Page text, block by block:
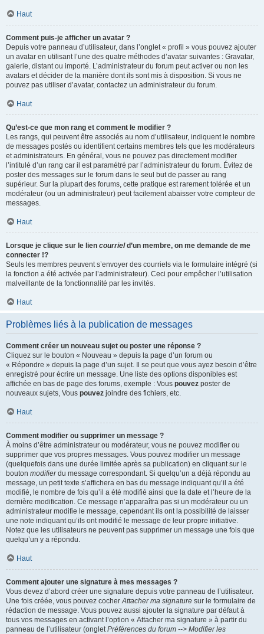
Haut
Comment puis-je afficher un avatar ?
Depuis votre panneau d’utilisateur, dans l’onglet « profil » vous pouvez ajouter
un avatar en utilisant l’une des quatre méthodes d’avatar suivantes : Gravatar,
galerie, distant ou importé. L’administrateur du forum peut activer ou non les
avatars et décider de la manière dont ils sont mis à disposition. Si vous ne
pouvez pas utiliser d’avatar, contactez un administrateur du forum.
Haut
Qu’est-ce que mon rang et comment le modifier ?
Les rangs, qui peuvent être associés au nom d’utilisateur, indiquent le nombre
de messages postés ou identifient certains membres tels que les modérateurs
et administrateurs. En général, vous ne pouvez pas directement modifier
l’intitulé d’un rang car il est paramétré par l’administrateur du forum. Évitez de
poster des messages sur le forum dans le seul but de passer au rang
supérieur. Sur la plupart des forums, cette pratique est rarement tolérée et un
modérateur (ou un administrateur) peut facilement abaisser votre compteur de
messages.
Haut
Lorsque je clique sur le lien courrield’un membre, on me demande de me
connecter !?
Seuls les membres peuvent s’envoyer des courriels via le formulaire intégré (si
la fonction a été activée par l’administrateur). Ceci pour empêcher l’utilisation
malveillante de la fonctionnalité par les invités.
Haut
Problèmes liés à la publication de messages
Comment créer un nouveau sujet ou poster une réponse ?
Cliquez sur le bouton « Nouveau » depuis la page d’un forum ou
« Répondre » depuis la page d’un sujet. Il se peut que vous ayez besoin d’être
enregistré pour écrire un message. Une liste des options disponibles est
affichée en bas de page des forums, exemple : Vous pouvez poster de
nouveaux sujets, Vous pouvez joindre des fichiers, etc.
Haut
Comment modifier ou supprimer un message ?
À moins d’être administrateur ou modérateur, vous ne pouvez modifier ou
supprimer que vos propres messages. Vous pouvez modifier un message
(quelquefois dans une durée limitée après sa publication) en cliquant sur le
bouton modifierdu message correspondant. Si quelqu’un a déjà répondu au
message, un petit texte s’affichera en bas du message indiquant qu’il a été
modifié, le nombre de fois qu’il a été modifié ainsi que la date et l’heure de la
dernière modification. Ce message n’apparaîtra pas si un modérateur ou un
administrateur modifie le message, cependant ils ont la possibilité de laisser
une note indiquant qu’ils ont modifié le message de leur propre initiative.
Notez que les utilisateurs ne peuvent pas supprimer un message une fois que
quelqu’un y a répondu.
Haut
Comment ajouter une signature à mes messages ?
Vous devez d’abord créer une signature depuis votre panneau de l’utilisateur.
Une fois créée, vous pouvez cocherAttacher ma signature sur le formulaire de
rédaction de message. Vous pouvez aussi ajouter la signature par défaut à
tous vos messages en activant l’option « Attacher ma signature » à partir du
panneau de l’utilisateur (ongletPréférences du forum --> Modifier les